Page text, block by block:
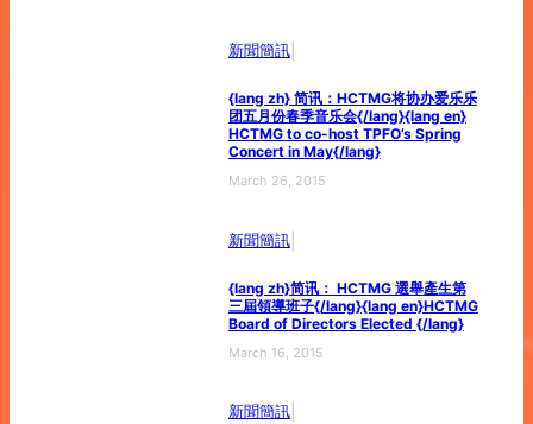
新聞簡訊|
{lang zh} 简讯：HCTMG将协办爱乐乐
团五月份春季音乐会{/lang}{lang en}
HCTMG to co-host TPFO’s Spring
Concert in May{/lang}
March 26, 2015
新聞簡訊|
{lang zh}简讯： HCTMG 選舉產生第
三屆領導班子{/lang}{lang en}HCTMG
Board of Directors Elected {/lang}
March 16, 2015
新聞簡訊|